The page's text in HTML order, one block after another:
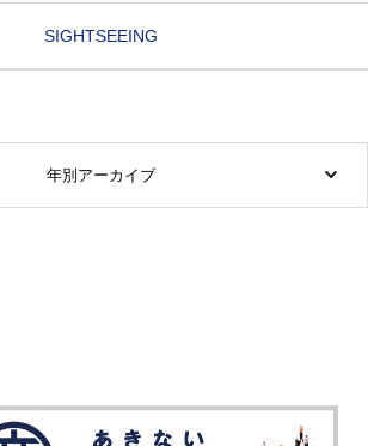
SIGHTSEEING
年別アーカイブ